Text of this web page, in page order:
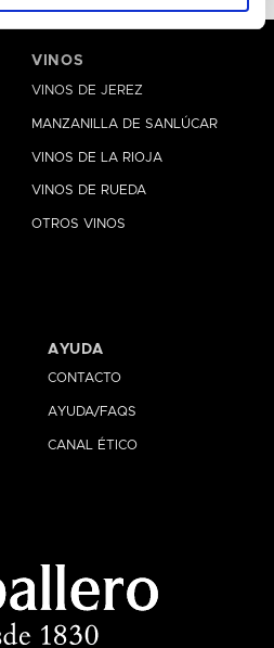
VINOS
VINOS DE JEREZ
MANZANILLA DE SANLÚCAR
VINOS DE LA RIOJA
VINOS DE RUEDA
OTROS VINOS
AYUDA
CONTACTO
AYUDA/FAQS
CANAL ÉTICO